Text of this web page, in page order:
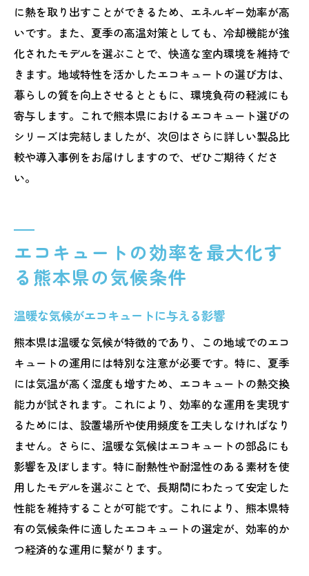
に熱を取り出すことができるため、エネルギー効率が高
いです。また、夏季の高温対策としても、冷却機能が強
化されたモデルを選ぶことで、快適な室内環境を維持で
きます。地域特性を活かしたエコキュートの選び方は、
暮らしの質を向上させるとともに、環境負荷の軽減にも
寄与します。これで熊本県におけるエコキュート選びの
シリーズは完結しましたが、次回はさらに詳しい製品比
較や導入事例をお届けしますので、ぜひご期待くださ
い。
エコキュートの効率を最大化す
る熊本県の気候条件
温暖な気候がエコキュートに与える影響
熊本県は温暖な気候が特徴的であり、この地域でのエコ
キュートの運用には特別な注意が必要です。特に、夏季
には気温が高く湿度も増すため、エコキュートの熱交換
能力が試されます。これにより、効率的な運用を実現す
るためには、設置場所や使用頻度を工夫しなければなり
ません。さらに、温暖な気候はエコキュートの部品にも
影響を及ぼします。特に耐熱性や耐湿性のある素材を使
用したモデルを選ぶことで、長期間にわたって安定した
性能を維持することが可能です。これにより、熊本県特
有の気候条件に適したエコキュートの選定が、効率的か
つ経済的な運用に繋がります。